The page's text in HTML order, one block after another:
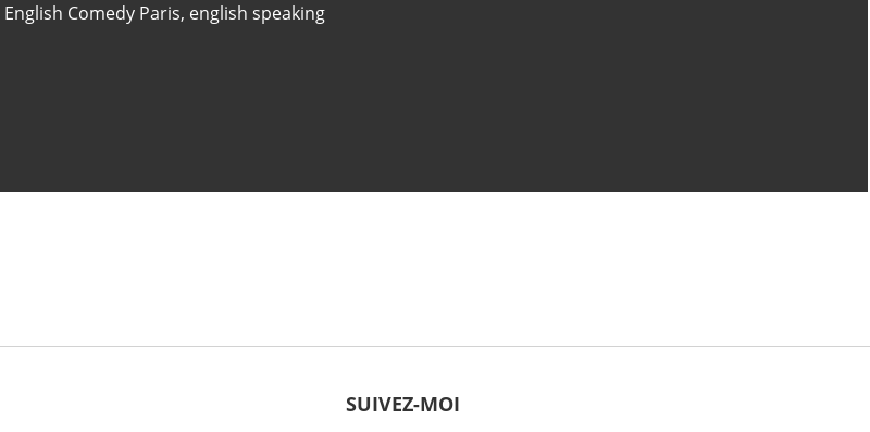
English Comedy Paris, english speaking
SUIVEZ-MOI